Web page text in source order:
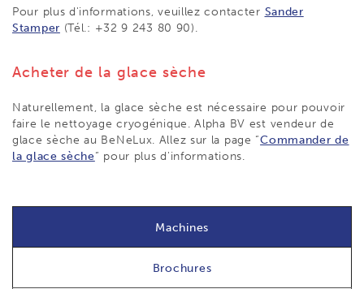
Pour plus d'informations, veuillez contacter Sander
Stamper (Tél.: +32 9 243 80 90).
Acheter de la glace sèche
Naturellement, la glace sèche est nécessaire pour pouvoir
faire le nettoyage cryogénique. Alpha BV est vendeur de
glace sèche au BeNeLux. Allez sur la page “Commander de
la glace sèche“ pour plus d'informations.
Machines
Brochures